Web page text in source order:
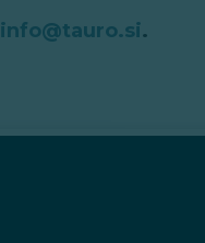
info@tauro.si.